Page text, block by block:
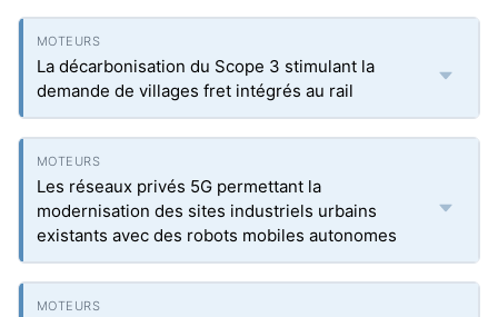
La décarbonisation du Scope 3 stimulant la
demande de villages fret intégrés au rail
Les réseaux privés 5G permettant la
modernisation des sites industriels urbains
existants avec des robots mobiles autonomes